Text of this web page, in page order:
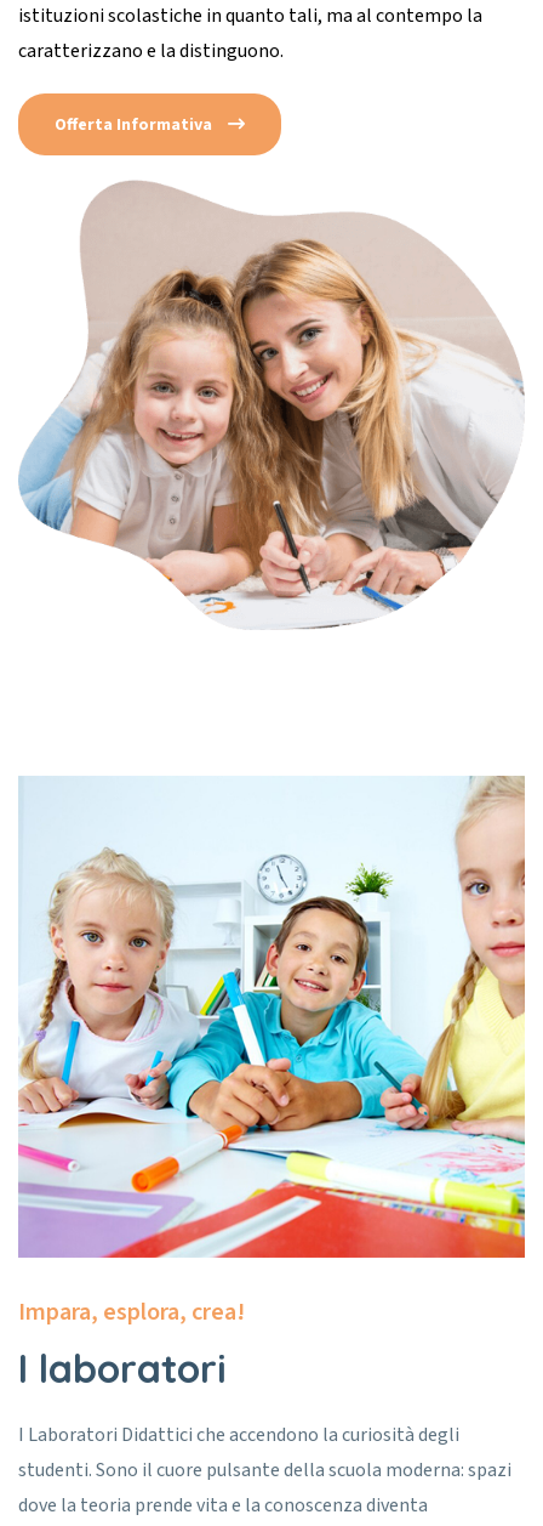
istituzioni scolastiche in quanto tali, ma al contempo la
caratterizzano e la distinguono.
Offerta Informativa
Impara, esplora, crea!
I laboratori
I Laboratori Didattici che accendono la curiosità degli
studenti. Sono il cuore pulsante della scuola moderna: spazi
dove la teoria prende vita e la conoscenza diventa